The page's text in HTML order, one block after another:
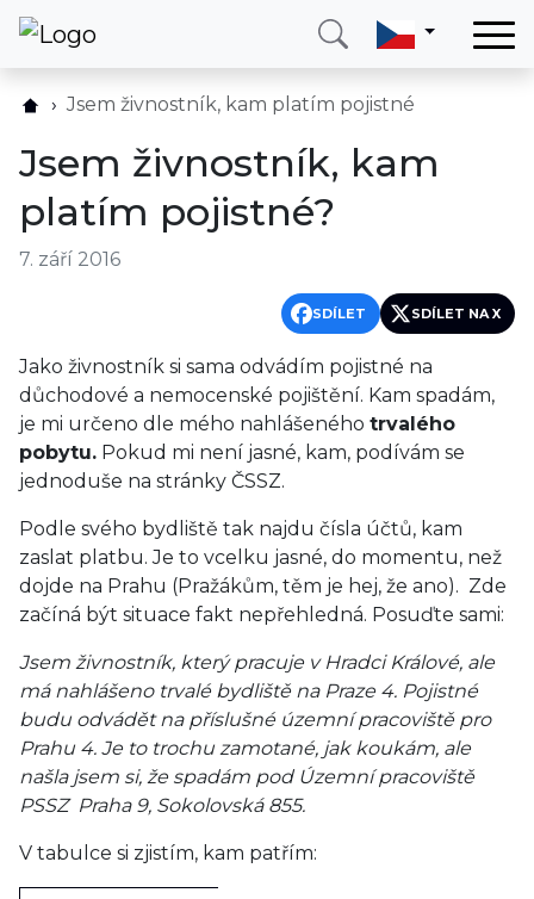
Země
O nás
Blog
Zavolejte mi Přihlásit se
Jsem živnostník, kam platím pojistné
Jsem živnostník, kam
platím pojistné?
7. září 2016
SDÍLET SDÍLET NA X
Jako živnostník si sama odvádím pojistné na
důchodové a nemocenské pojištění. Kam spadám,
je mi určeno dle mého nahlášeného trvalého
pobytu. Pokud mi není jasné, kam, podívám se
jednoduše na stránky ČSSZ.
Podle svého bydliště tak najdu čísla účtů, kam
zaslat platbu. Je to vcelku jasné, do momentu, než
dojde na Prahu (Pražákům, těm je hej, že ano). Zde
začíná být situace fakt nepřehledná. Posuďte sami:
Jsem živnostník, který pracuje v Hradci Králové, ale
má nahlášeno trvalé bydliště na Praze 4. Pojistné
budu odvádět na příslušné územní pracoviště pro
Prahu 4. Je to trochu zamotané, jak koukám, ale
našla jsem si, že spadám pod Územní pracoviště
PSSZ Praha 9, Sokolovská 855.
V tabulce si zjistím, kam patřím: